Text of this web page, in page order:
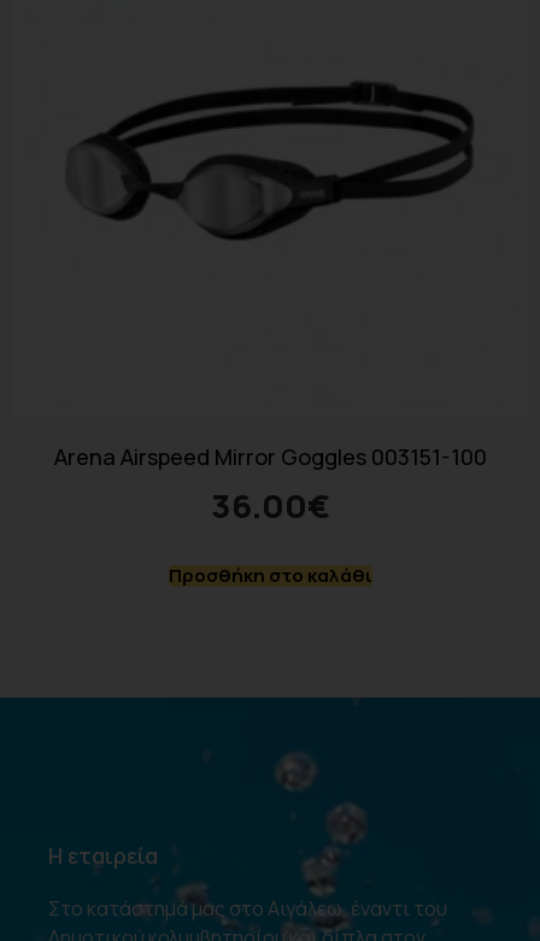
Arena Airspeed Mirror Goggles 003151-100
36.00€
Προσθήκη στο καλάθι
Η εταιρεία
Στο κατάστημά μας στο Αιγάλεω, έναντι του